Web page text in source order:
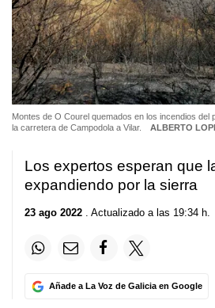
Montes de O Courel quemados en los incendios del
la carretera de Campodola a Vilar.
ALBERTO
Los expertos esperan que
expandiendo por la sierra
23 ago 2022 . Actualizado a las 19:34 h.
Añade a La Voz de Galicia en Google